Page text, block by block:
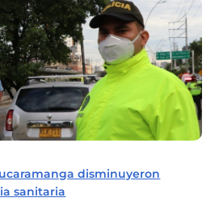
disminuyeron
sanitaria